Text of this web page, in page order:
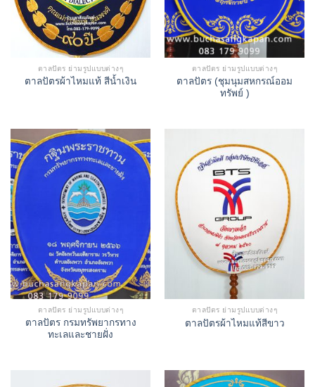
ตาลปัตร ย่ามรูปแบบต่างๆ
ตาลปัตรผ้าไหมแท้ สีน้ำเงิน
ตาลปัตร ย่ามรูปแบบต่างๆ
ตาลปัตร (ชุมนุมสหกรณ์ออม
ทรัพย์ )
ตาลปัตร ย่ามรูปแบบต่างๆ
ตาลปัตร กรมทรัพยากรทาง
ทะเลและชายฝั่ง
ตาลปัตร ย่ามรูปแบบต่างๆ
ตาลปัตรผ้าไหมแท้สีขาว